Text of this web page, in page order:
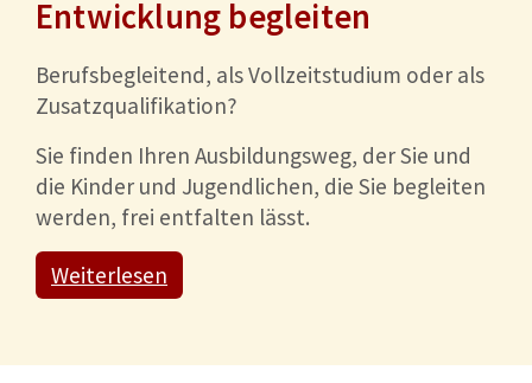
Entwicklung begleiten
Berufsbegleitend, als Vollzeitstudium oder als
Zusatzqualifikation?
Sie finden Ihren Ausbildungsweg, der Sie und
die Kinder und Jugendlichen, die Sie begleiten
werden, frei entfalten lässt.
Weiterlesen